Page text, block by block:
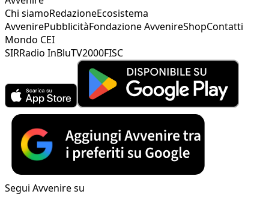
Chi siamoRedazioneEcosistema
AvvenirePubblicitàFondazione AvvenireShopContatti
Mondo CEI
SIRRadio InBluTV2000FISC
Segui Avvenire su